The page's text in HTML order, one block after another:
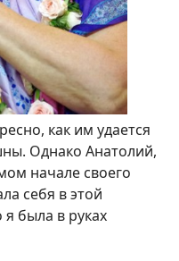
как им удается
Однако Анатолий,
начале своего
себя в этой
была в руках